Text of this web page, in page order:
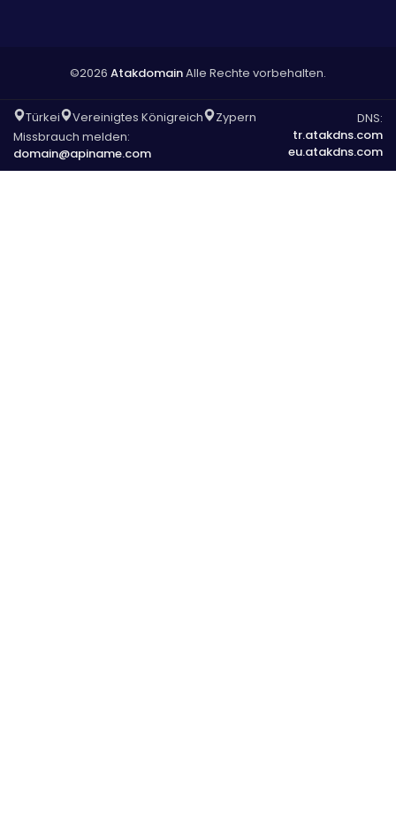
©2026 AtakdomainAlle Rechte vorbehalten.
Türkei Vereinigtes Königreich
Zypern
Missbrauch melden:
domain@apiname.com
DNS:
tr.atakdns.com
eu.atakdns.com